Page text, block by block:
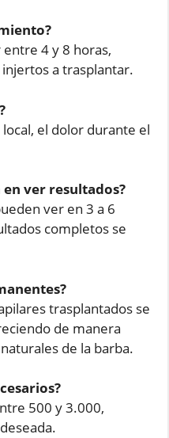
4 y 8 horas,
a trasplantar.
el dolor durante el
ver resultados?
ver en 3 a 6
completos se
trasplantados se
de manera
de la barba.
500 y 3.000,